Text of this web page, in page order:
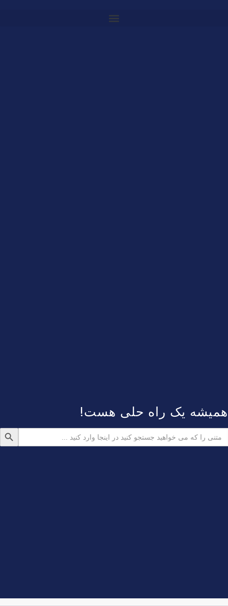
همیشه یک راه حلی هست!
جستجو
برای:
دکمه